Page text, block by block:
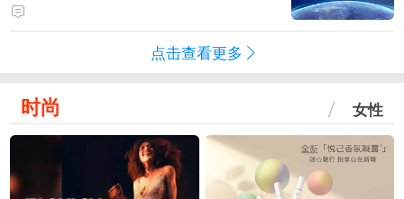
点击查看更多
时尚 女性